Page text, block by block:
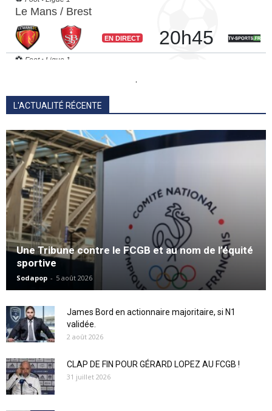
.
L'ACTUALITÉ RÉCENTE
Une Tribune contre le FCGB et au nom de l’équité
sportive
Sodapop - 5 août 2026
James Bord en actionnaire majoritaire, si N1
validée.
2 août 2026
CLAP DE FIN POUR GÉRARD LOPEZ AU FCGB !
31 juillet 2026